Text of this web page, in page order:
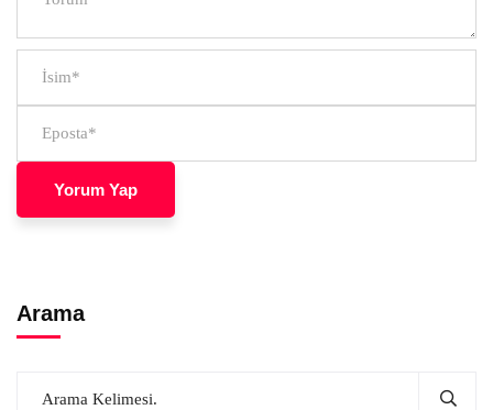
Arama